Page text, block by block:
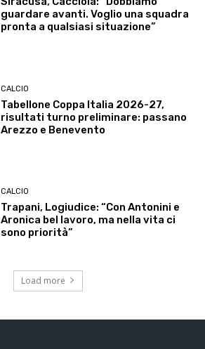
guardare avanti. Voglio una squadra
pronta a qualsiasi situazione”
CALCIO
Tabellone Coppa Italia 2026-27,
risultati turno preliminare: passano
Arezzo e Benevento
CALCIO
Trapani, Logiudice: “Con Antonini e
Aronica bel lavoro, ma nella vita ci
sono priorità”
Load more